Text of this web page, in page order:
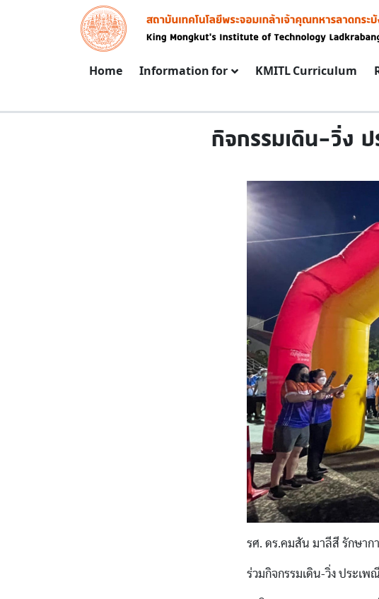
Skip to main content
Image
Main navigation
Home Information for KMITL Curriculum
กิจกรรมเดิน-วิ่ง
รศ. ดร.คมสัน มาลีสี รักษา
ร่วมกิจกรรมเดิน-วิ่ง ประเ